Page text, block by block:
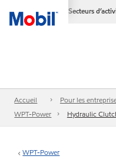
Secteurs
Accueil Pour les
WPT-Power
Hydraulic
WPT-Power